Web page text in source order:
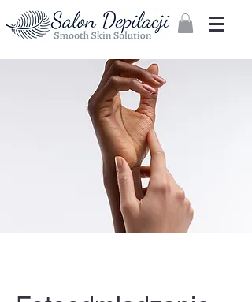
Zaloguj